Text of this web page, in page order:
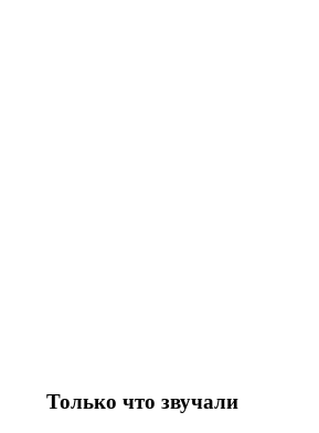
Только что звучали